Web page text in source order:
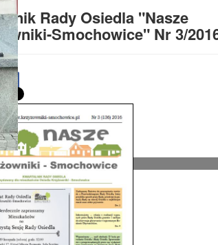
Rady Osiedla "Nasze
Smochowice" Nr 3/